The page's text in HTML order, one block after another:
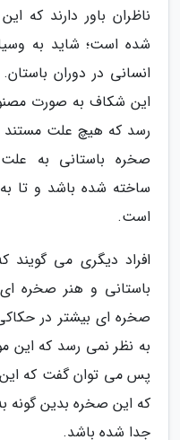
ناظران باور دارند که
شده است؛ شاید به
انسانی در دوران
این شکاف به صورت
رسد که هیچ علت
صخره باستانی به
ساخته شده باشد و تا
است.
افراد دیگری می
صخره ای بیشتر در
به نظر نمی رسد که این
پس می توان گفت که این
که این صخره بدین گونه
جدا شده باشد.